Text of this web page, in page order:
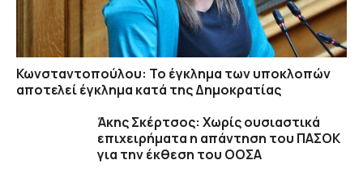
Κωνσταντοπούλου: Το έγκλημα των υποκλοπών
αποτελεί έγκλημα κατά της Δημοκρατίας
Άκης Σκέρτσος: Χωρίς ουσιαστικά
επιχειρήματα η απάντηση του ΠΑΣΟΚ
για την έκθεση του ΟΟΣΑ